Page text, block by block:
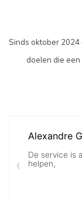
Sinds oktober
doelen die een